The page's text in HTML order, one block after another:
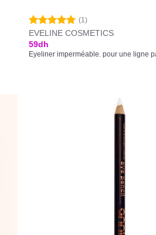
Note 5.00
sur 5
(1)
EVELINE COSMETICS
59dh
Eyeliner imperméable. pour une ligne